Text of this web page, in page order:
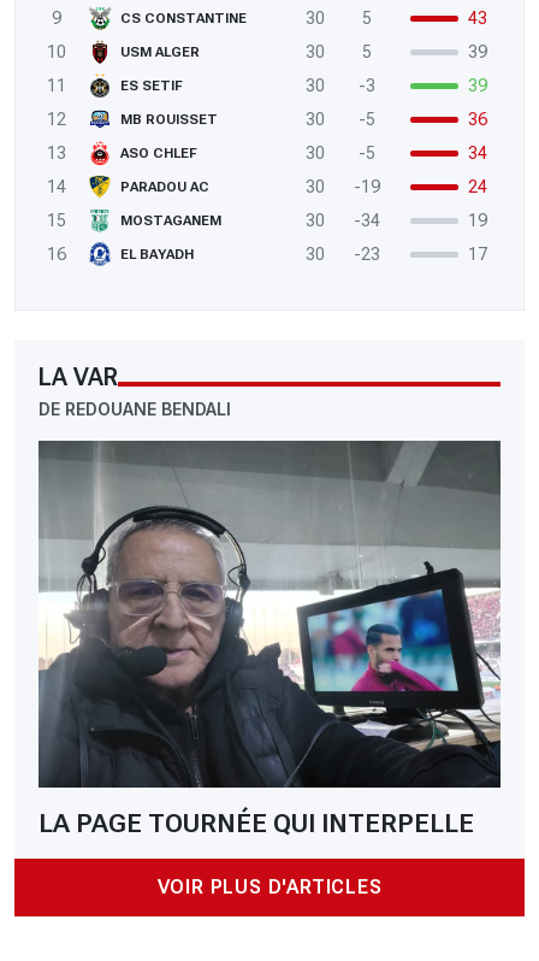
9
CS CONSTANTINE 30 5
43
10
USM ALGER 30 5
39
11
ES SETIF 30 -3
39
12
MB ROUISSET 30 -5
36
13
ASO CHLEF 30 -5
34
14
PARADOU AC 30 -19
24
15
MOSTAGANEM 30 -34
19
16
EL BAYADH 30 -23 17
LA VAR
DE REDOUANE BENDALI
LA PAGE TOURNÉE QUI INTERPELLE
VOIR PLUS D'ARTICLES